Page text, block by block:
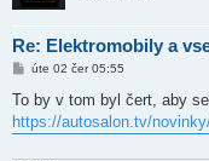
Re: Elektromobily a
P
í
p
úte 02 čer 05:55
To by v tom byl čert, aby
https://autosalon.tv/